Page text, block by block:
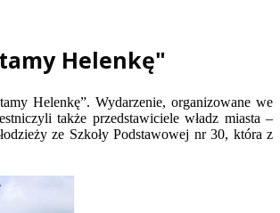
Helenkę"
Helenkę”. Wydarzenie, organizowane we
także przedstawiciele władz miasta –
ze Szkoły Podstawowej nr 30, która z